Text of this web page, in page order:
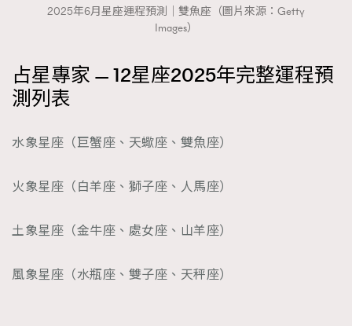
2025年6月星座運程預測｜雙魚座（圖片來源：Getty
Images）
占星專家 — 12星座2025年完整運程預
測列表
水象星座（巨蟹座、天蠍座、雙魚座）
火象星座（白羊座、獅子座、人馬座）
土象星座（金牛座、處女座、山羊座）
風象星座（水瓶座、雙子座、天秤座）